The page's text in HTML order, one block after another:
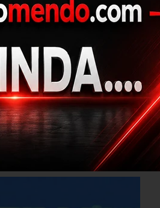
- 12:04, Güncelleme: 31.07.2024